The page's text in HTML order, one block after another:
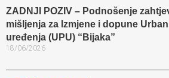
ZADNJI POZIV – Podnošenje
mišljenja za Izmjene i dopune
uređenja (UPU) “Bijaka”
18/06/2026